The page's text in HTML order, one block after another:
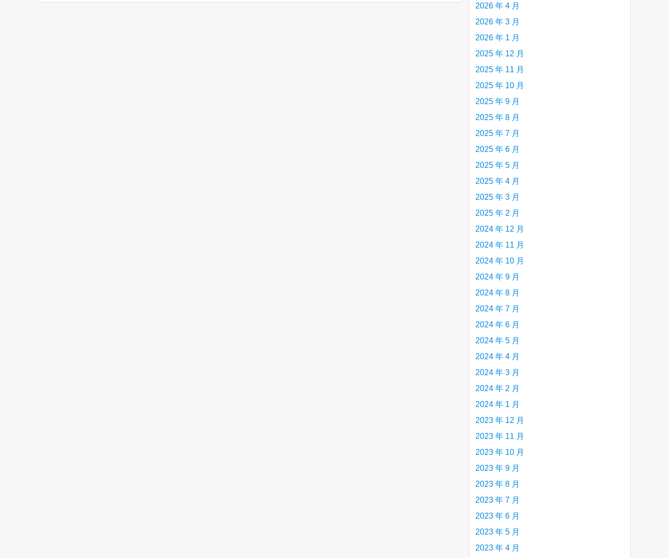
2026 年 4 月
2026 年 3 月
2026 年 1 月
2025 年 12 月
2025 年 11 月
2025 年 10 月
2025 年 9 月
2025 年 8 月
2025 年 7 月
2025 年 6 月
2025 年 5 月
2025 年 4 月
2025 年 3 月
2025 年 2 月
2024 年 12 月
2024 年 11 月
2024 年 10 月
2024 年 9 月
2024 年 8 月
2024 年 7 月
2024 年 6 月
2024 年 5 月
2024 年 4 月
2024 年 3 月
2024 年 2 月
2024 年 1 月
2023 年 12 月
2023 年 11 月
2023 年 10 月
2023 年 9 月
2023 年 8 月
2023 年 7 月
2023 年 6 月
2023 年 5 月
2023 年 4 月